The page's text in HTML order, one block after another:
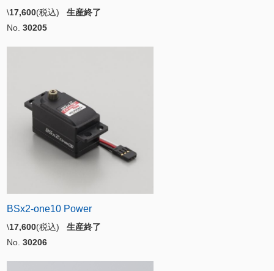
\17,600(税込) 生産終了
No. 30205
BSx2-one10 Power
\17,600(税込) 生産終了
No. 30206